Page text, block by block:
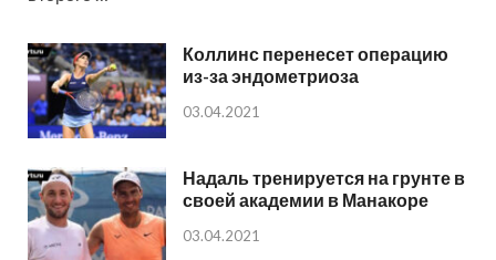
Коллинс перенесет операцию
из-за эндометриоза
03.04.2021
Надаль тренируется на грунте в
своей академии в Манакоре
03.04.2021